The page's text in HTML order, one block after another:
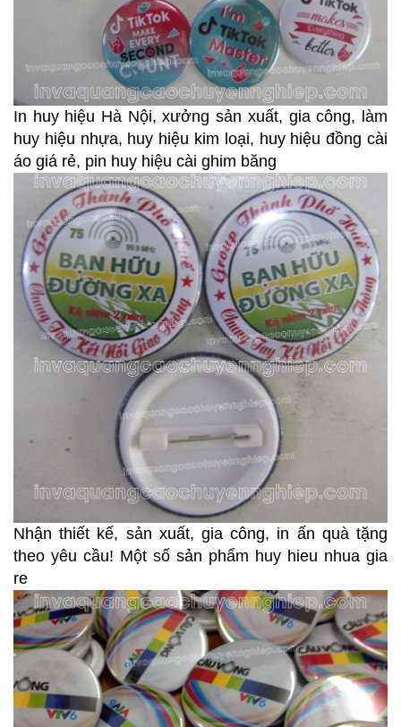
In huy hiệu Hà Nội, xưởng sản xuất, gia công, làm
huy hiệu nhựa, huy hiệu kim loại, huy hiệu đồng cài
áo giá rẻ, pin huy hiệu cài ghim băng
Nhận thiết kế, sản xuất, gia công, in ấn quà tặng
theo yêu cầu! Một số sản phẩm huy hieu nhua gia
re